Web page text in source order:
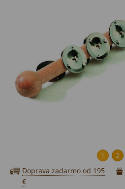
1
2
Doprava zadarmo od 195
€